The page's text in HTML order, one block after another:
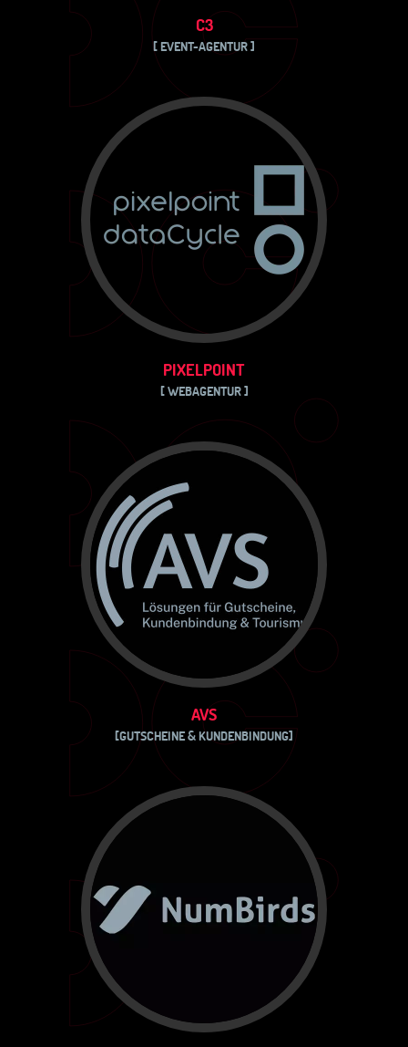
C3
[ EVENT-AGENTUR ]
PIXELPOINT
[ WEBAGENTUR ]
AVS
[GUTSCHEINE & KUNDENBINDUNG]